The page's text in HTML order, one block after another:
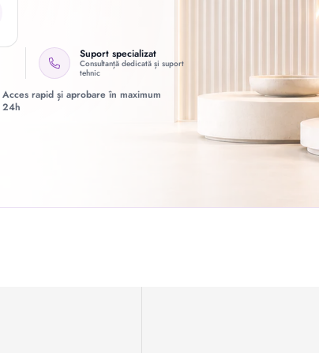
Suport specializat
Consultanță dedicată și suport
tehnic
Acces rapid și aprobare în maximum
24h